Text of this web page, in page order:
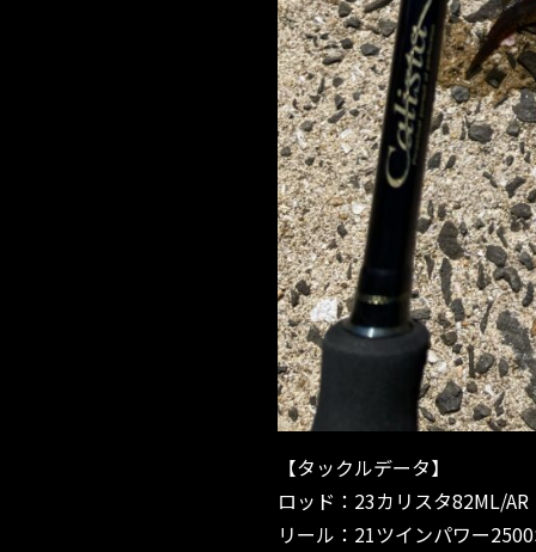
【タックルデータ】
ロッド：23カリスタ82ML/AR
リール：21ツインパワー